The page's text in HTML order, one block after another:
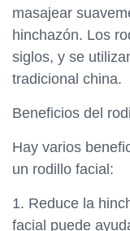
masajear
hinchazón. Los
siglos, y se
tradicional china.
Beneficios del
Hay varios
un rodillo facial:
1. Reduce la
facial puede